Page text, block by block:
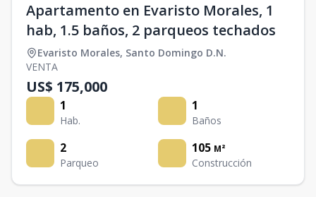
Apartamento en Evaristo Morales, 1
hab, 1.5 baños, 2 parqueos techados
Evaristo Morales, Santo Domingo D.N.
VENTA
US$ 175,000
1
Hab.
1
Baños
2
Parqueo
105 M²
Construcción